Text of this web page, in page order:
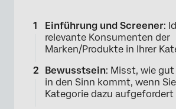
Einführung und Screener:
relevante Konsumenten der
Marken/Produkte in Ihrer
Bewusstsein: Misst, wie
in den Sinn kommt, wenn
Kategorie dazu aufgefordert